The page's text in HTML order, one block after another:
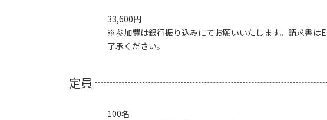
33,600円
※参加費は銀行振り込みにてお願いいたします。請求書
了承ください。
定員
100名